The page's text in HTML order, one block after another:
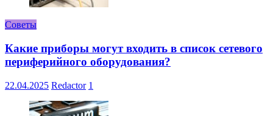
Советы
Какие приборы могут входить в список сетевого
периферийного оборудования?
22.04.2025 Redactor 1